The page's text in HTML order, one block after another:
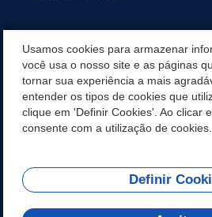
SEGUNDA VIA IPTU
UNIDADES ADMINISTRATIVAS
REDES SOCIAIS
Usamos cookies para armazenar
você usa o nosso site e as páginas
tornar sua experiência a mais
entender os tipos de cookies que
clique em 'Definir Cookies'. Ao clicar
consente com a utilização de cookies.
Definir